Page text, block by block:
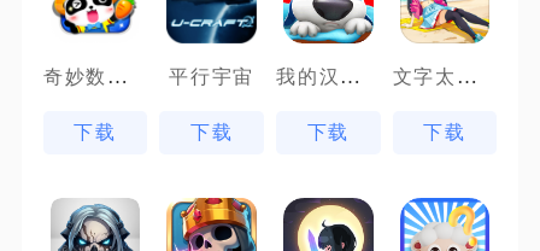
奇妙数字农场
下载
平行宇宙
下载
我的汉克狗
下载
文字太疯狂
下载